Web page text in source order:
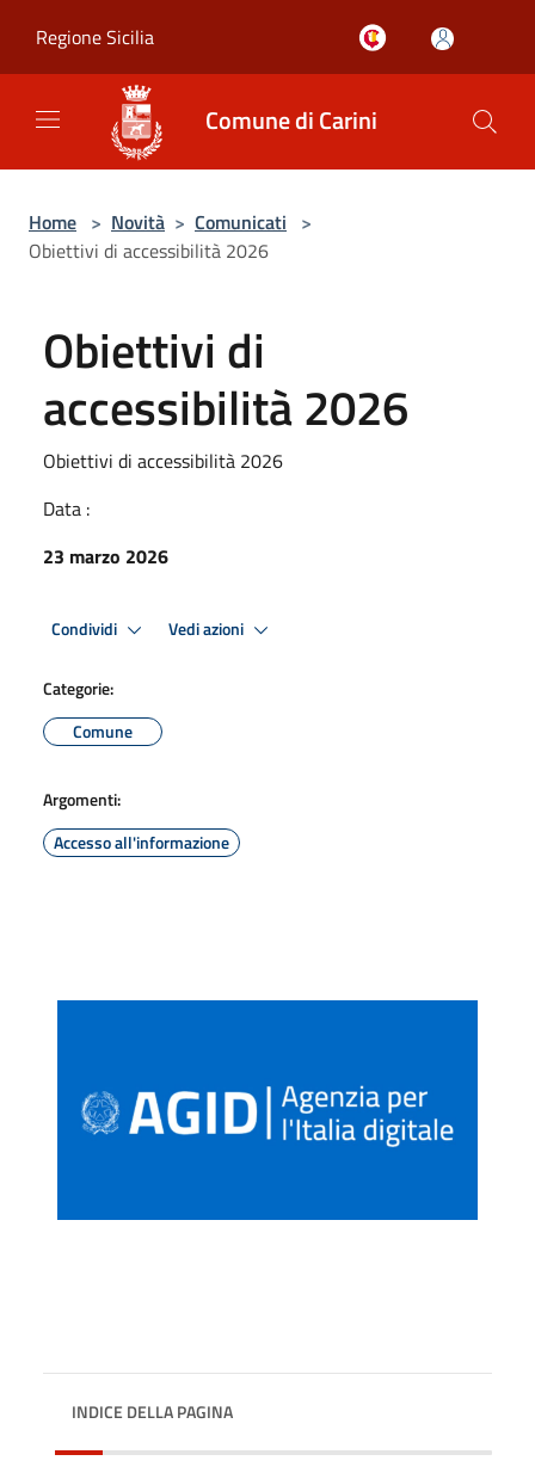
Regione Sicilia
Comune di Carini
Home > Novità > Comunicati >
Obiettivi di accessibilità 2026
Obiettivi di
accessibilità 2026
Obiettivi di accessibilità 2026
Data :
23 marzo 2026
Condividi Vedi azioni
Categorie:
Comune
Argomenti:
Accesso all'informazione
INDICE DELLA PAGINA